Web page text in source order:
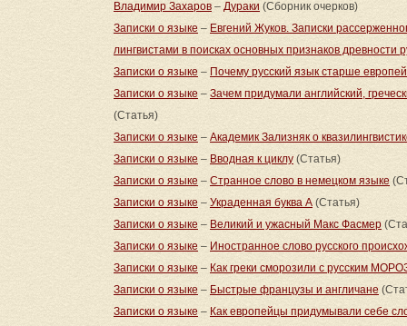
Владимир Захаров – Дураки (Сборник очерков)
Записки о языке – Евгений Жуков. Записки
лингвистами в поисках основных признаков древности
Записки о языке – Почему русский язык старше
Записки о языке – Зачем придумали английский,
(Статья)
Записки о языке – Академик Зализняк о
Записки о языке – Вводная к циклу (Статья)
Записки о языке – Странное слово в немецком языке
Записки о языке – Украденная буква А (Статья)
Записки о языке – Великий и ужасный Макс Фасмер
Записки о языке – Иностранное слово русского
Записки о языке – Как греки сморозили с русским
Записки о языке – Быстрые французы и англичане
Записки о языке – Как европейцы придумывали себе